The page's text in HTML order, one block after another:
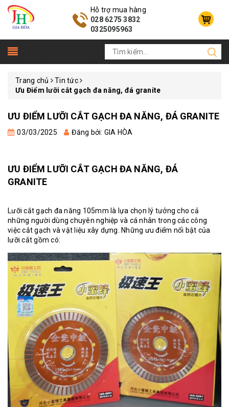
Hỗ trợ mua hàng
028 6275 3832
0325095963
Trang chủ
Tin tức
Ưu Điểm lưỡi cắt gạch đa năng, đá granite
ƯU ĐIỂM LƯỠI CẮT GẠCH ĐA NĂNG, ĐÁ GRANITE
03/03/2025 Đăng bởi: GIA HÒA
ƯU ĐIỂM LƯỠI CẮT GẠCH ĐA NĂNG, ĐÁ
GRANITE
Lưỡi cắt gạch đa năng 105mm là lựa chọn lý tưởng cho cả
những người dùng chuyên nghiệp và cá nhân trong các công
việc cắt gạch và vật liệu xây dựng. Những ưu điểm nổi bật của
lưỡi cắt gồm có: